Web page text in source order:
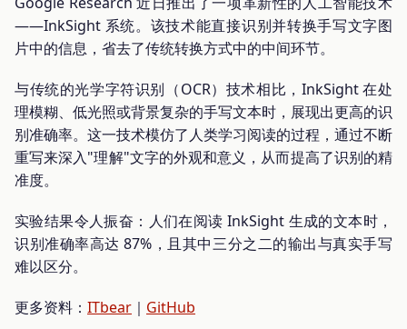
——InkSight 系统。该技术能直接识别并转换手写文字图
片中的信息，省去了传统转换方式中的中间环节。
与传统的光学字符识别（OCR）技术相比，InkSight 在处
理模糊、低光照或背景复杂的手写文本时，展现出更高的识
别准确率。这一技术模仿了人类学习阅读的过程，通过不断
重写来深入"理解"文字的外观和意义，从而提高了识别的精
准度。
实验结果令人振奋：人们在阅读 InkSight 生成的文本时，
识别准确率高达 87%，且其中三分之二的输出与真实手写
难以区分。
更多资料： ITbear ｜ GitHub